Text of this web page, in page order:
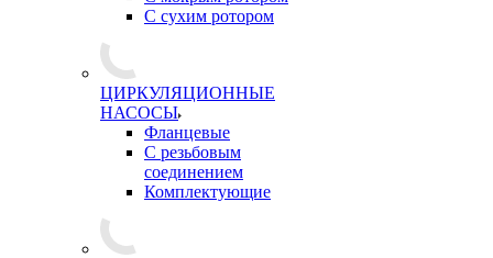
С сухим ротором
ЦИРКУЛЯЦИОННЫЕ
НАСОСЫ
Фланцевые
С резьбовым
соединением
Комплектующие